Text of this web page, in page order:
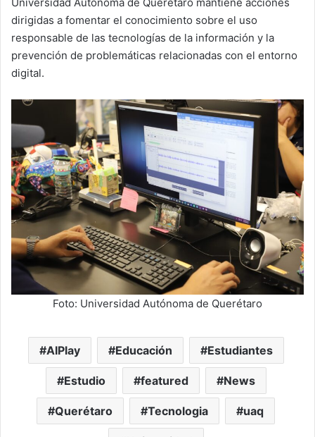
dirigidas a fomentar el conocimiento sobre el uso
responsable de las tecnologías de la información y la
prevención de problemáticas relacionadas con el entorno
digital.
Foto: Universidad Autónoma de Querétaro
AIPlay Educación Estudiantes
Estudio featured News
Querétaro Tecnologia uaq